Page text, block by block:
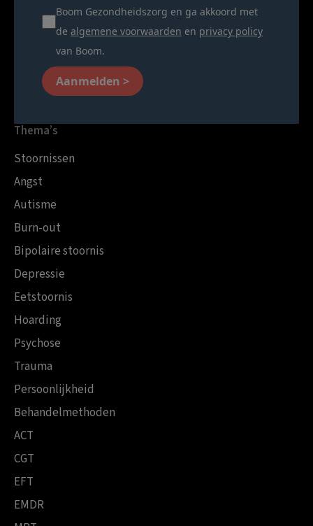
Boom Gezondheidszorg en ga akkoord met
de algemene voorwaarden en privacy policy
van Boom.
Aanmelden >
Thema’s
Stoornissen
Angst
Autisme
Burn-out
Bipolaire stoornis
Depressie
Eetstoornis
Hoarding
Psychose
Trauma
Persoonlijkheid
Behandelmethoden
ACT
CGT
EFT
EMDR